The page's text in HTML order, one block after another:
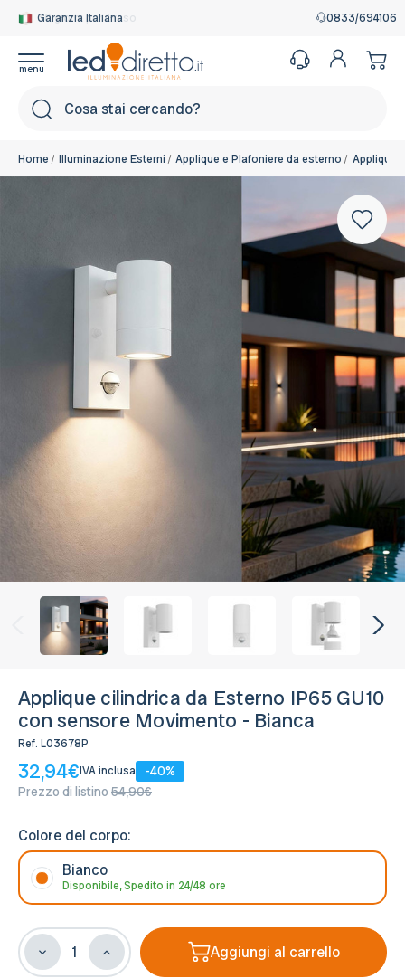
Garanzia Italiana 0833/694106
Home Illuminazione Esterni Applique e Plafoniere da esterno Applique
Applique cilindrica da Esterno IP65 GU10
con sensore Movimento - Bianca
Ref. L03678P
32,94€IVA inclusa
-40%
Prezzo di listino 54,90€
Colore del corpo:
Bianco
Disponibile, Spedito in 24/48 ore
Colore del corpo:
Bianco
Disponibile, Spedito in 24/48 ore
Diminuisci
la
Aumenta
la
Aggiungi al carrello